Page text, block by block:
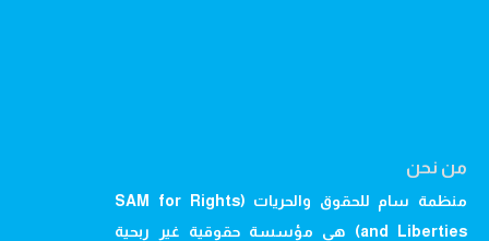
من نحن
منظمة سام للحقوق والحريات (SAM for Rights
and Liberties) هي مؤسسة حقوقية غير ربحية